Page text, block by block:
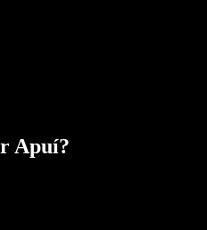
Apuí?